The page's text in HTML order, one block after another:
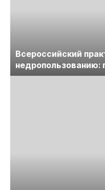
Всероссийский
недропользованию:
лицензирования,